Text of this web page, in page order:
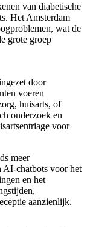
van diabetische
Het Amsterdam
wat de
grote groep
door
voeren
huisarts, of
onderzoek en
voor
meer
AI-chatbots voor het
en het
aanzienlijk.